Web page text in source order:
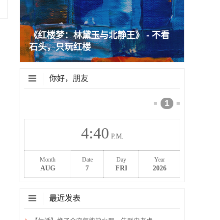
《红楼梦：林黛玉与北静王》 - 不看
石头，只玩红楼
你好，朋友
≡ 1 ≡
4 40 P.M.
Month
AUG
Date
7
Day
FRI
Year
2026
最近发表